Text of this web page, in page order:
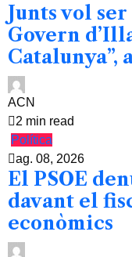
Junts vol
Govern
Catalunya”,
ACN
2 min read
Política
ag. 08, 2026
El PSOE
davant el
econòmics